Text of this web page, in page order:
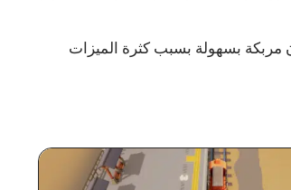
مربكة بسهولة بسبب كثرة الميزات